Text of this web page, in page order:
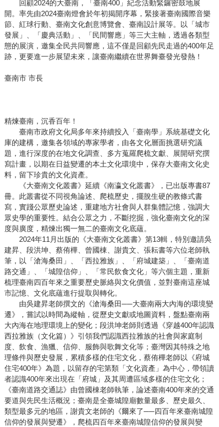
回顧2024的大臺南，「臺南400」紀念活動緊鑼密鼓地展
開。率先由2024臺南燈會於年初揭開序幕，緊接著臺南國際音樂
節、紅球行動、臺南文化創意博覽會、臺南設計展等。以「城市
發展」、「慶典活動」、「民間響應」等三大主軸，透過各類型
態的展演，邀集全民共同響應，這不僅是回顧先民走過的400年足
跡，更要進一步展望未來，讓臺南繼續在世界舞臺發光發熱！
臺南市 市長
精煉臺南，沉香百年！
臺南市政府文化局多年來持續投入「臺南學」系統基礎文化
庫的建構，邀集各領域的專家學者，由各文化層面挑選研究議
題，進行深度的在地文化調查、多方蒐羅爬梳文獻、展開研究撰
寫計畫，以期在日益變遷的本土文化環境中，保存大臺南文化史
料，留下珍貴的文化資產。
《大臺南文化叢書》延續《南瀛文化叢書》，已出版專書87
冊。此叢書從不同視角論述、爬梳歷史，擺脫生硬的教條式書
寫，實踐公眾歷史論述，重建地方社會與人群集體記憶，強調大
眾史學的重要性。結合公眾之力，不斷挖掘，強化臺南文化的深
度與廣度，精煉出獨一無二的臺南文化底蘊。
2024年11月出版的《大臺南文化叢書》第13輯，特別邀請吳
建昇、段洪坤、蔡侑樺、曾國棟、謝貴文、張耘書等六位老師執
筆，以「滄海桑田」、「西拉雅族」、「府城建築」、「臺南道
路交通」、「城隍信仰」、「常民飲食文化」等六個主題，重新
梳理臺南四百年來之重要歷史脈絡與文化價值，並對臺南這座城
市記憶、文化底蘊進行提取與轉化。
由吳建昇老師撰文的《滄海桑田──大臺南兩大內海的環境變
遷》，嘗試以時間為縱軸，從歷史文獻或地圖資料，盤點臺南兩
大內海在地理環境上的變化；段洪坤老師則透過《穿越400年認識
西拉雅族（文化篇）》引領我們認識西拉雅族的社會與家庭制
度、飲食、漁獵、信仰、服飾與歌舞文化等；臺灣因其特殊之地
理條件與歷史發展，累積多樣的住宅文化，蔡侑樺老師以《府城
住宅400年》為題，以留存的宅第類「文化資產」為中心，帶領讀
者認識400年來出現在「府城」及其周遭區域多樣的住宅文化；
《臺南道路交通誌》由曾國棟老師執筆，論述臺南400年來的交通
要道與先民生活概況；臺南是全臺城隍廟數量最多、歷史最久、
類型最多元的地區，謝貴文老師的《爾來了──四百年來臺南城隍
信仰的發展與變遷》，爬梳四百年來臺南城隍信仰的發展與變